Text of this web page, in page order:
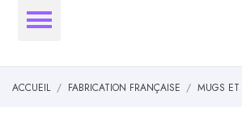
ACCUEIL FABRICATION FRANÇAISE MUGS ET